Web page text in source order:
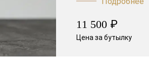
11 500 ₽
Цена за бутылку